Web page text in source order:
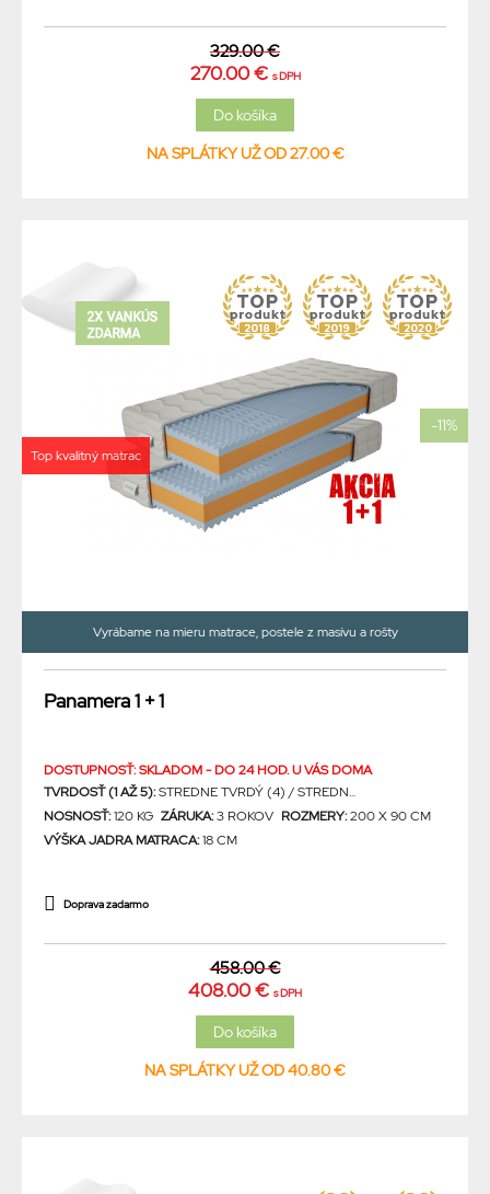
329.00 €
270.00 € s DPH
NA SPLÁTKY UŽ OD 27.00 €
-11%
Top kvalitný matrac
Vyrábame na mieru matrace, postele z masívu a rošty
Panamera 1 + 1
DOSTUPNOSŤ: SKLADOM - DO 24 HOD. U VÁS DOMA
TVRDOSŤ (1 AŽ 5):STREDNE TVRDÝ (4) / STREDN...
NOSNOSŤ:120 KG ZÁRUKA:3 ROKOV ROZMERY:200 X 90 CM
VÝŠKA JADRA MATRACA:18 CM
Doprava zadarmo
458.00 €
408.00 € s DPH
NA SPLÁTKY UŽ OD 40.80 €